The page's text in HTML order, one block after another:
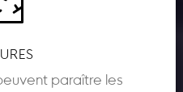
paraître les